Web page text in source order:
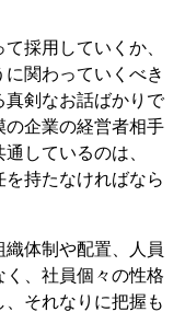
採用していくか、
関わっていくべき
真剣なお話ばかりで
の企業の経営者相手
しているのは、
を持たなければなら
体制や配置、人員
、社員個々の性格
それなりに把握も